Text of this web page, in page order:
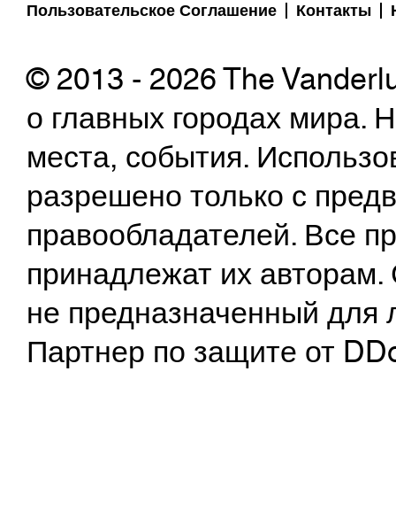
Пользовательское Соглашение Контакты
© 2013 - 2026 The
о главных городах
места, события.
разрешено только с
правообладателей. Все
принадлежат их
не предназначенный
Партнер по защите от